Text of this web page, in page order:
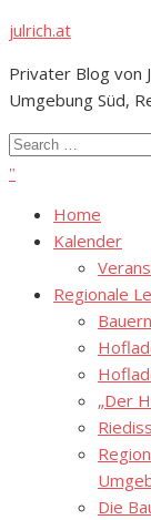
Skip
content
julrich.at
Privater Blog von
Umgebung Süd,
Search
for:
Home
Kalender
Regionale
„Der
Die